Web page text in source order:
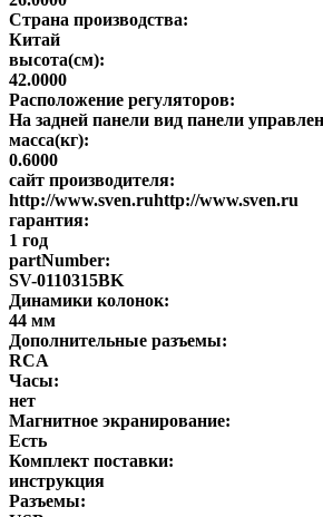
Страна производства:
Китай
высота(см):
42.0000
Расположение регуляторов:
На задней панели вид панели
масса(кг):
0.6000
сайт производителя:
http://www.sven.ruhttp://www.sven.ru
гарантия:
1 год
partNumber:
SV-0110315BK
Динамики колонок:
44 мм
Дополнительные разъемы:
RCA
Часы:
нет
Магнитное экранирование:
Есть
Комплект поставки:
инструкция
Разъемы: